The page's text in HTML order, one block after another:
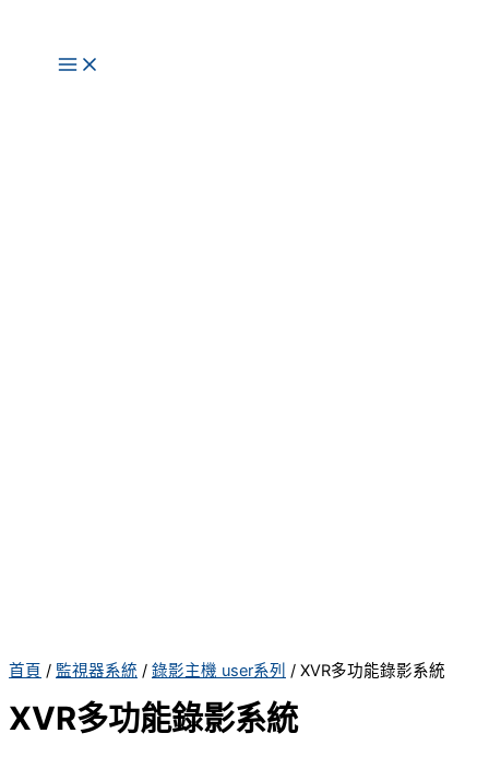
首頁 / 監視器系統 / 錄影主機 user系列 / XVR多功能錄影系統
XVR多功能錄影系統